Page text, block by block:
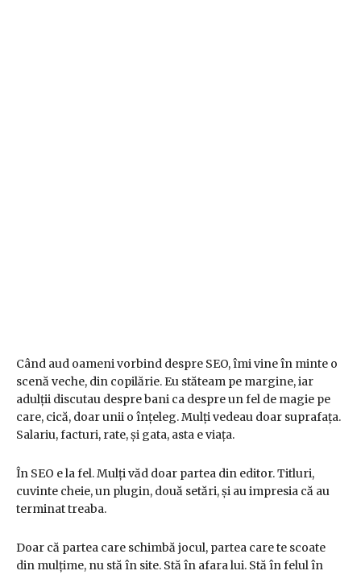
Când aud oameni vorbind despre SEO, îmi vine în minte o
scenă veche, din copilărie. Eu stăteam pe margine, iar
adulții discutau despre bani ca despre un fel de magie pe
care, cică, doar unii o înțeleg. Mulți vedeau doar suprafața.
Salariu, facturi, rate, și gata, asta e viața.
În SEO e la fel. Mulți văd doar partea din editor. Titluri,
cuvinte cheie, un plugin, două setări, și au impresia că au
terminat treaba.
Doar că partea care schimbă jocul, partea care te scoate
din mulțime, nu stă în site. Stă în afara lui. Stă în felul în